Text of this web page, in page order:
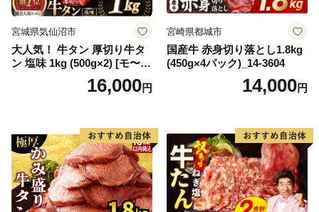
宮城県気仙沼市
大人気！ 牛タン 厚切り牛タ
ン 塩味 1kg (500g×2) [モ〜ラ
ンド 宮城県 気仙沼市 205646
60] 肉 牛肉 精肉 牛たん 牛タ
16,000円
宮崎県都城市
国産牛 赤身切り落とし1.8kg
(450g×4パック)_14-3604
14,000円